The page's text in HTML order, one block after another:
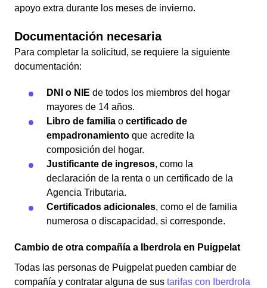
apoyo extra durante los meses de invierno.
Documentación necesaria
Para completar la solicitud, se requiere la siguiente
documentación:
DNI o NIE de todos los miembros del hogar
mayores de 14 años.
Libro de familia o certificado de
empadronamiento que acredite la
composición del hogar.
Justificante de ingresos, como la
declaración de la renta o un certificado de la
Agencia Tributaria.
Certificados adicionales, como el de familia
numerosa o discapacidad, si corresponde.
Cambio de otra compañía a Iberdrola en Puigpelat
Todas las personas de Puigpelat pueden cambiar de
compañía y contratar alguna de sus tarifas con Iberdrola